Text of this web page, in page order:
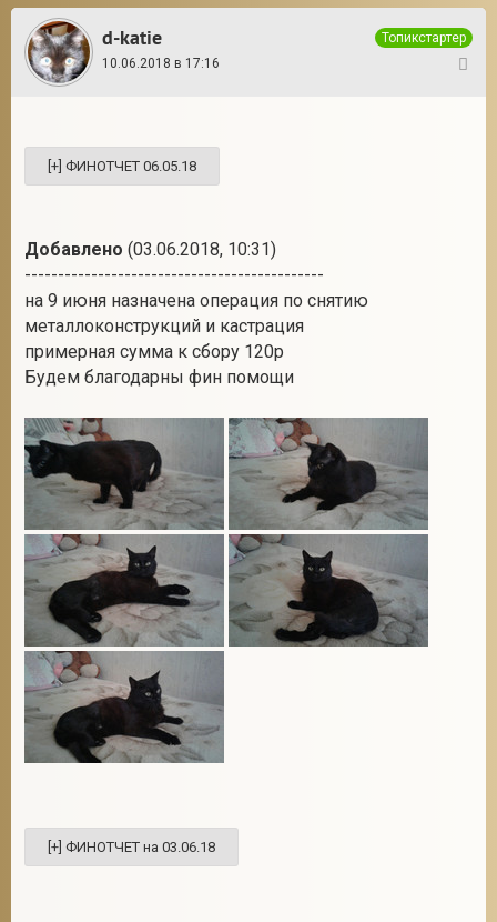
d-katie
Топикстартер
10.06.2018 в 17:16
Добавлено (03.06.2018, 10:31)
---------------------------------------------
на 9 июня назначена операция по снятию
металлоконструкций и кастрация
примерная сумма к сбору 120р
Будем благодарны фин помощи